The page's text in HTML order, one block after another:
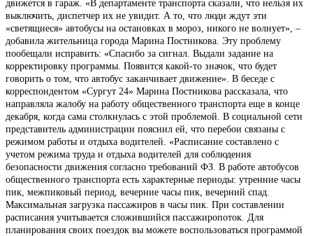
движется в гараж. «В департаменте транспорта сказали, что нельзя их
выключить, диспетчер их не увидит. А то, что люди ждут эти
«светящиеся» автобусы на остановках в мороз, никого не волнует», –
добавила жительница города Марина Постникова. Эту проблему
пообещали исправить: «Спасибо за сигнал. Выдали задание на
корректировку программы. Появится какой-то значок, что будет
говорить о том, что автобус заканчивает движение». В беседе с
корреспондентом «Сургут 24» Марина Постникова рассказала, что
направляла жалобу на работу общественного транспорта еще в конце
декабря, когда сама столкнулась с этой проблемой. В социальной сети
представитель администрации пояснил ей, что перебои связаны с
режимом работы и отдыха водителей. «Расписание составлено с
учетом режима труда и отдыха водителей для соблюдения
безопасности движения согласно требований ФЗ. В работе автобусов
общественного транспорта есть характерные периоды: утренние часы
пик, межпиковый период, вечерние часы пик, вечерний спад.
Максимальная загрузка пассажиров в часы пик. При составлении
расписания учитывается сложившийся пассажиропоток. Для
планирования своих поездок вы можете воспользоваться программой